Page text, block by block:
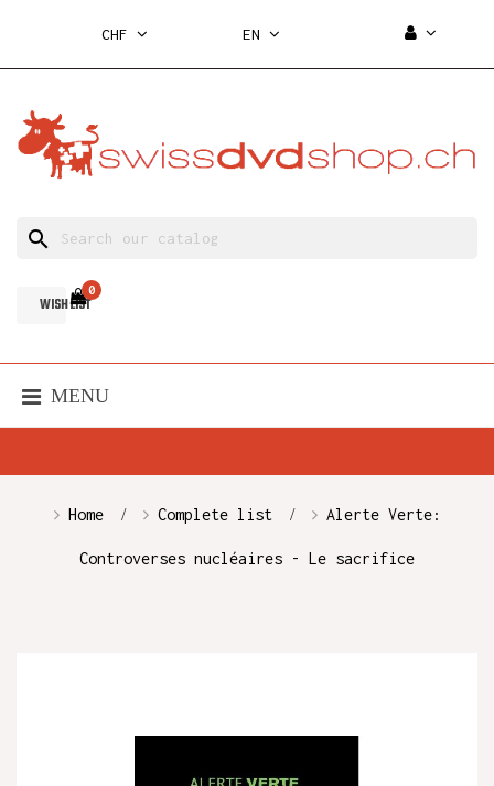
CHF EN
search
WISH LIST
0
MENU
Home Complete list Alerte Verte:
Controverses nucléaires - Le sacrifice